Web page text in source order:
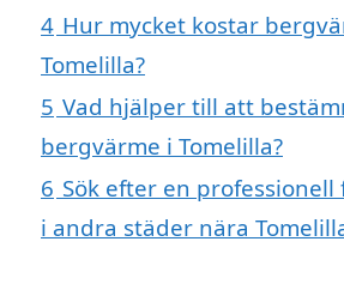
4 Hur mycket kostar
Tomelilla?
5 Vad hjälper till att
bergvärme i Tomelilla?
6 Sök efter en
i andra städer nära